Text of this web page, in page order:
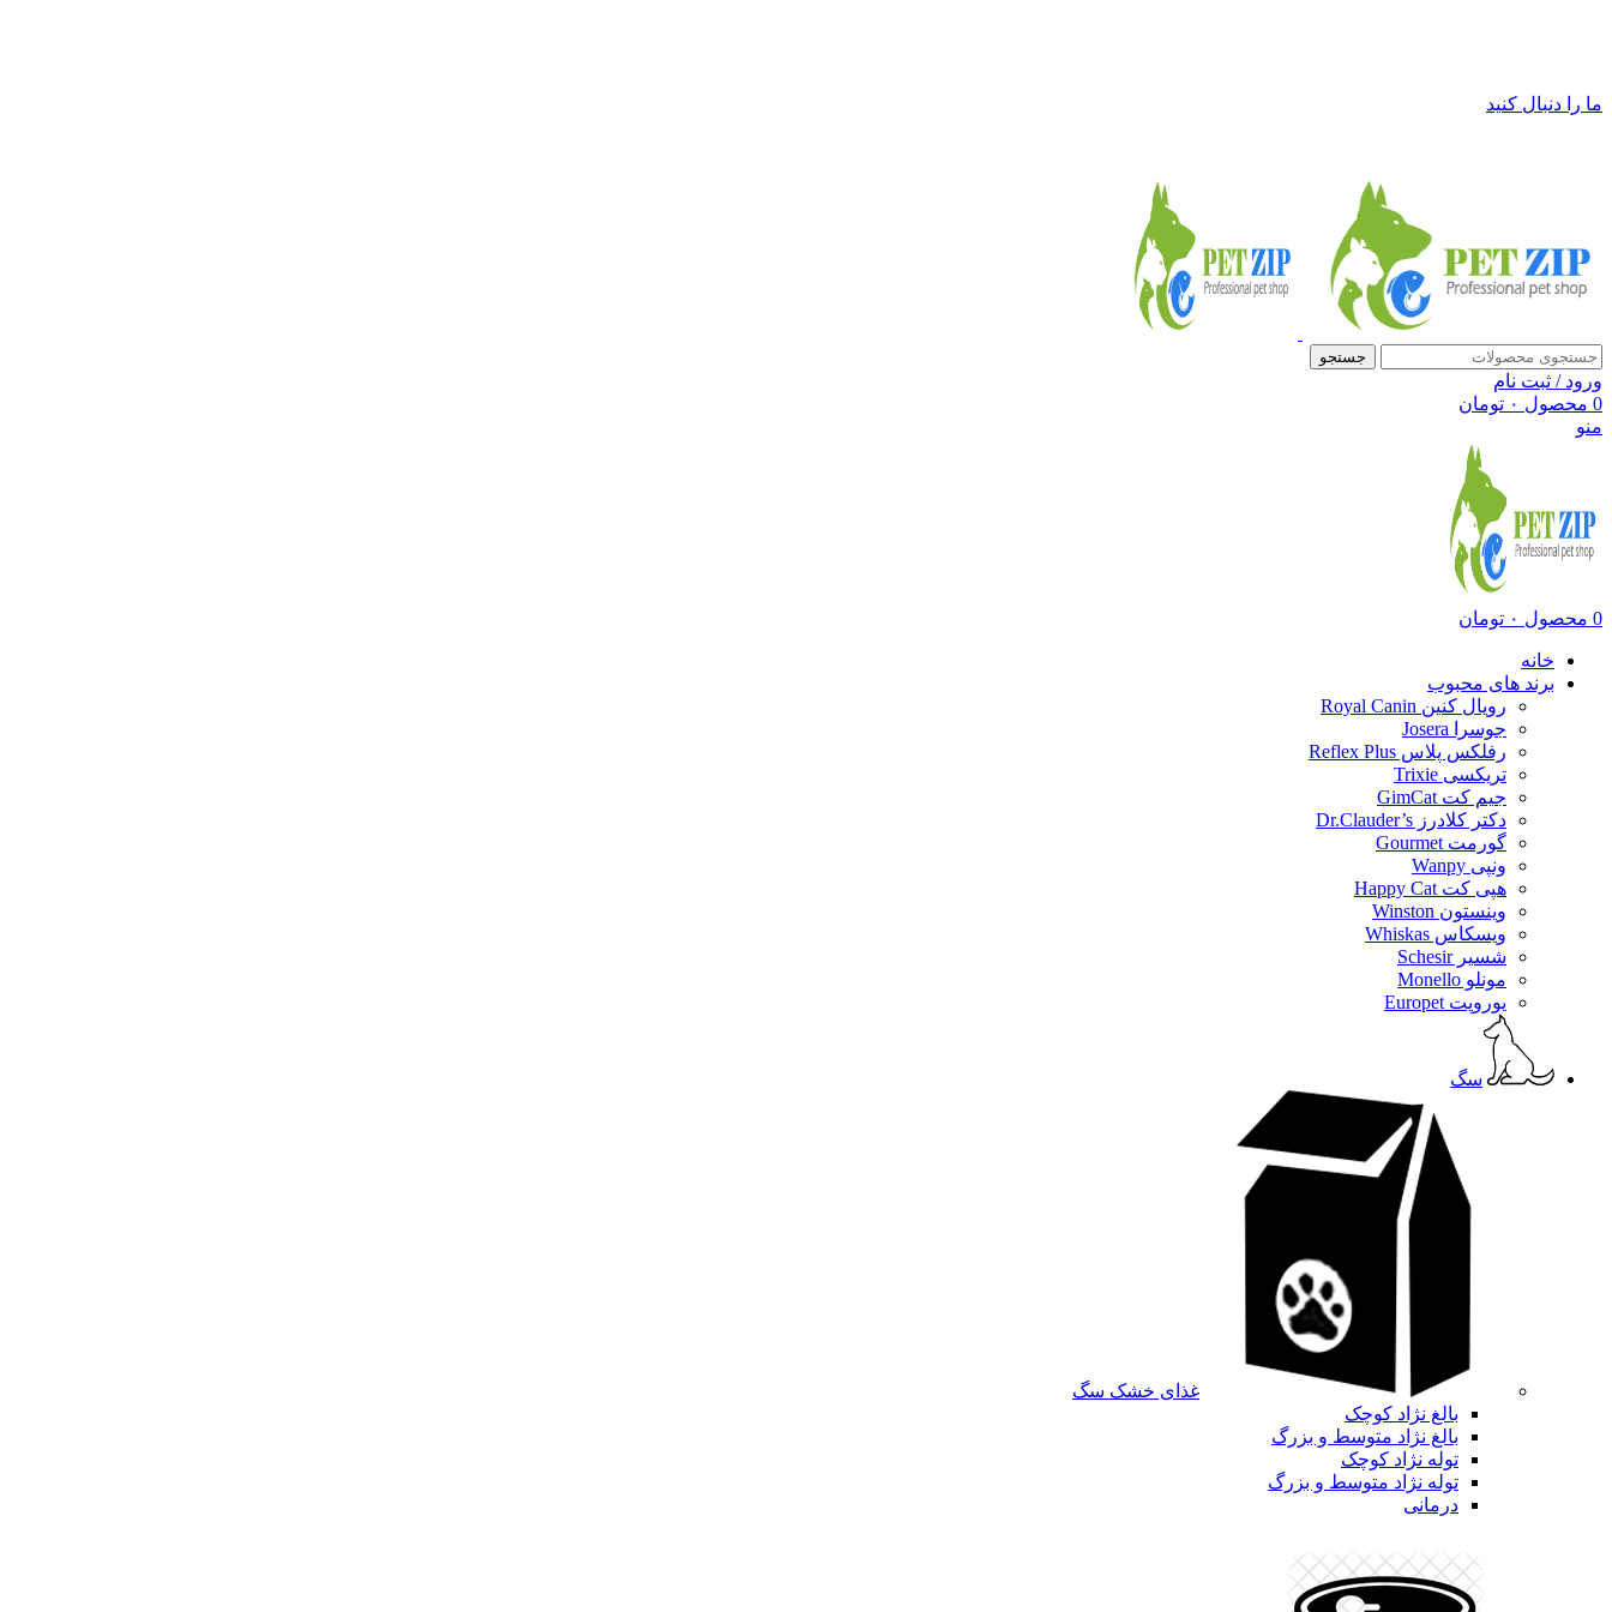
ما را دنبال کنید
جستجو
ورود / ثبت نام
0 محصول ۰ تومان
منو
0 محصول ۰ تومان
خانه
برند های محبوب
رویال کنین Royal Canin
جوسرا Josera
رفلکس پلاس Reflex Plus
تریکسی Trixie
جیم کت GimCat
دکتر کلادرز Dr.Clauder’s
گورمت Gourmet
ونپی Wanpy
هپی کت Happy Cat
وینستون Winston
ویسکاس Whiskas
شسیر Schesir
مونلو Monello
یوروپت Europet
سگ
غذای خشک سگ
بالغ نژاد کوچک
بالغ نژاد متوسط و بزرگ
توله نژاد کوچک
توله نژاد متوسط و بزرگ
درمانی